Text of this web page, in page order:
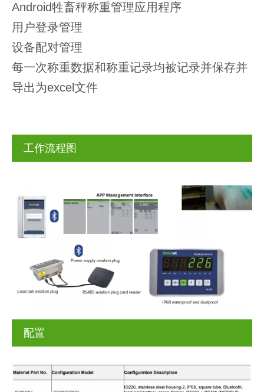
Android牲畜秤称重管理应用程序
用户登录管理
设备配对管理
每一次称重数据和称重记录均被记录并保存并
导出为ex​​cel文件
工作流程图
配置